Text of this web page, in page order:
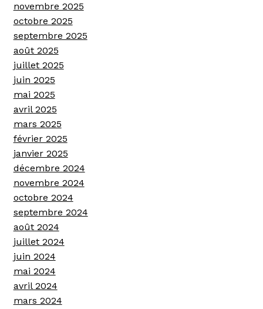
novembre 2025
octobre 2025
septembre 2025
août 2025
juillet 2025
juin 2025
mai 2025
avril 2025
mars 2025
février 2025
janvier 2025
décembre 2024
novembre 2024
octobre 2024
septembre 2024
août 2024
juillet 2024
juin 2024
mai 2024
avril 2024
mars 2024